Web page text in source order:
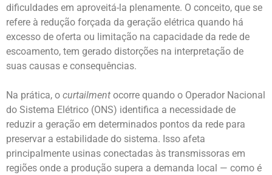
dificuldades em aproveitá-la plenamente. O conceito, que se
refere à redução forçada da geração elétrica quando há
excesso de oferta ou limitação na capacidade da rede de
escoamento, tem gerado distorções na interpretação de
suas causas e consequências.
Na prática, o curtailment ocorre quando o Operador Nacional
do Sistema Elétrico (ONS) identifica a necessidade de
reduzir a geração em determinados pontos da rede para
preservar a estabilidade do sistema. Isso afeta
principalmente usinas conectadas às transmissoras em
regiões onde a produção supera a demanda local — como é